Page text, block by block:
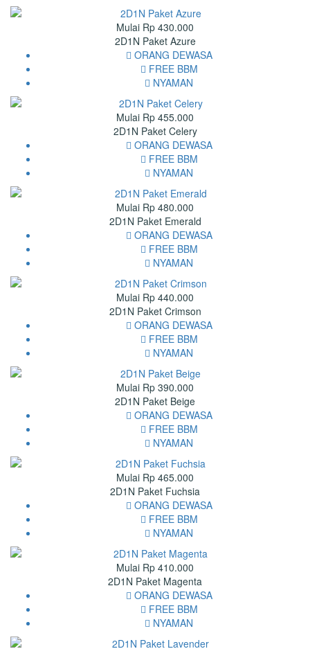
Mulai Rp 430.000
2D1N Paket Azure
ORANG DEWASA
FREE BBM
NYAMAN
Mulai Rp 455.000
2D1N Paket Celery
ORANG DEWASA
FREE BBM
NYAMAN
Mulai Rp 480.000
2D1N Paket Emerald
ORANG DEWASA
FREE BBM
NYAMAN
Mulai Rp 440.000
2D1N Paket Crimson
ORANG DEWASA
FREE BBM
NYAMAN
Mulai Rp 390.000
2D1N Paket Beige
ORANG DEWASA
FREE BBM
NYAMAN
Mulai Rp 465.000
2D1N Paket Fuchsia
ORANG DEWASA
FREE BBM
NYAMAN
Mulai Rp 410.000
2D1N Paket Magenta
ORANG DEWASA
FREE BBM
NYAMAN